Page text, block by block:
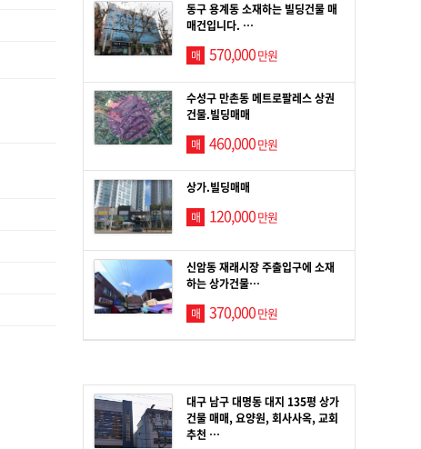
동구 용계동 소재하는 빌딩건물 매
매건입니다. …
매 570,000만원
수성구 만촌동 메트로팔레스 상권
건물.빌딩매매
매 460,000만원
상가.빌딩매매
매
120,000만원
신암동 재래시장 주출입구에 소재
하는 상가건물…
매 370,000만원
대구 남구 대명동 대지 135평 상가
건물 매매, 요양원, 회사사옥, 교회
추천 …